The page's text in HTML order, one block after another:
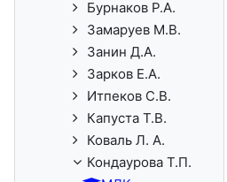
Бурнаков Р.А.
Замаруев М.В.
Занин Д.А.
Зарков Е.А.
Итпеков С.В.
Капуста Т.В.
Коваль Л. А.
Кондаурова Т.П.